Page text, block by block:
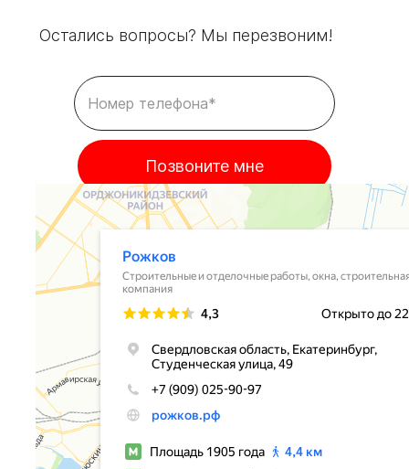
Остались вопросы? Мы перезвоним!
Позвоните мне
Я принимаюПоложениеи даю